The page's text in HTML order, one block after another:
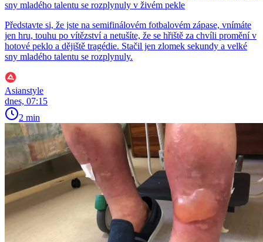
sny mladého talentu se rozplynuly v živém pekle
Představte si, že jste na semifinálovém fotbalovém zápase, vnímáte
jen hru, touhu po vítězství a netušíte, že se hřiště za chvíli promění v
hotové peklo a dějiště tragédie. Stačil jen zlomek sekundy a velké
sny mladého talentu se rozplynuly.
Asianstyle
dnes, 07:15
2 min